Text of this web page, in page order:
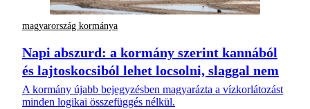
magyarország kormánya
Napi abszurd: a kormány szerint kannából
és lajtoskocsiból lehet locsolni, slaggal nem
A kormány újabb bejegyzésben magyarázta a vízkorlátozást
minden logikai összefüggés nélkül.